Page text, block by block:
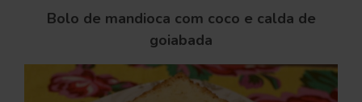
Bolo de mandioca com coco e calda de
goiabada